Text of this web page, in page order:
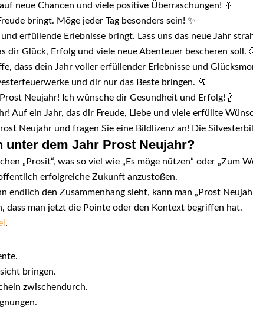
neue Chancen und viele positive Überraschungen! 🎇
bringt. Möge jeder Tag besonders sein! ✨
erfüllende Erlebnisse bringt. Lass uns das neue Jahr
Glück, Erfolg und viele neue Abenteuer bescheren soll.
dass dein Jahr voller erfüllender Erlebnisse und
und dir nur das Beste bringen. 🥂
Neujahr! Ich wünsche dir Gesundheit und Erfolg! 🍾
Auf ein Jahr, das dir Freude, Liebe und viele erfüllte
Neujahr und fragen Sie eine Bildlizenz an! Die
unter dem Jahr Prost Neujahr?
„Prosit“, was so viel wie „Es möge nützen“ oder „Zum
erfolgreiche Zukunft anzustoßen.
den Zusammenhang sieht, kann man „Prost
dass man jetzt die Pointe oder den Kontext begriffen hat.
.
bringen.
zwischendurch.